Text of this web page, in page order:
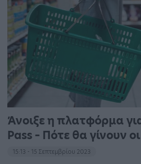
Άνοιξε η πλατφόρμα
Pass – Πότε θα γίνουν
15:13 - 15 Σεπτεμβρίου 2023